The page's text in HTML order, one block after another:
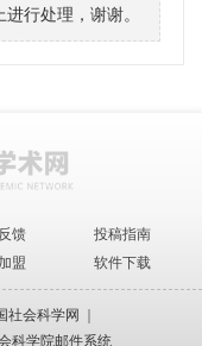
行处理，谢谢。
馈
投稿指南
盟 软件下载
社会科学网
科学院邮件系统